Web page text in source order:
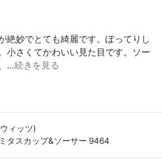
絶妙でとても綺麗です。ぽってりし
小さくてかわいい見た目です。ソー
…続きを見る
ィッツ)
タスカップ&ソーサー 9464